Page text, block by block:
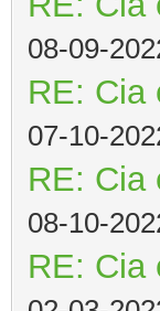
08-09-
RE: Cia
07-10-
RE: Cia
08-10-
RE: Cia